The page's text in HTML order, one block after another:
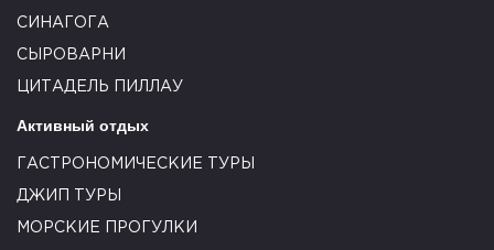
СИНАГОГА
СЫРОВАРНИ
ЦИТАДЕЛЬ ПИЛЛАУ
Активный отдых
ГАСТРОНОМИЧЕСКИЕ ТУРЫ
ДЖИП ТУРЫ
МОРСКИЕ ПРОГУЛКИ